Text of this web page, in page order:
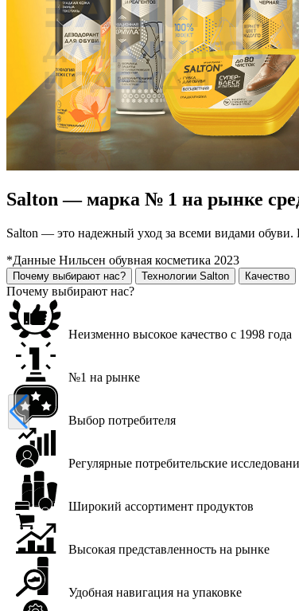
Salton — марка № 1 на рынке
Salton — это надежный уход за всеми видами
*Данные Нильсен обувная косметика 2023
Почему выбирают нас? Технологии Salton Качество
Почему выбирают нас?
Неизменно высокое качество с 1998 года
№1 на рынке
Выбор потребителя
Регулярные потребительские
Широкий ассортимент продуктов
Высокая представленность на рынке
Удобная навигация на упаковке